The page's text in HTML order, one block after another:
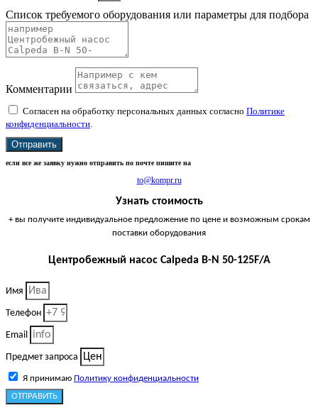
Список требуемого оборудования или параметры для подбора
Комментарии
Согласен на обработку персональных данных согласно Политике
конфиденциальности
Отправить
если все же заявку нужно отправить по почте пишите на
to@kompr.ru
Узнать стоимость
+ вы получите индивидуальное предложение по цене и возможным срокам
поставки оборудования
Центробежный насос Calpeda B-N 50-125F/A
Имя
Телефон
Email
Предмет запроса
Я принимаю Политику конфиденциальности
ОТПРАВИТЬ